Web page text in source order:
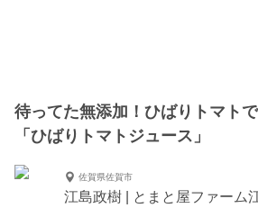
待ってた無添加！ひばりトマト
「ひばりトマトジュース」
佐賀県佐賀市
江島政樹 | とまと屋ファーム